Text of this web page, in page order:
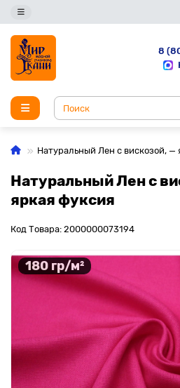
8
Натуральный Лен с вискозой, —
Натуральный Лен с
яркая фуксия
Код Товара: 2000000073194
180 гр/м²